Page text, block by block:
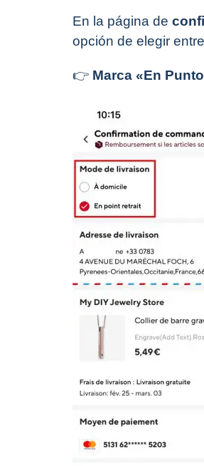
En la página de
opción de elegir entre
👉 Marca «En